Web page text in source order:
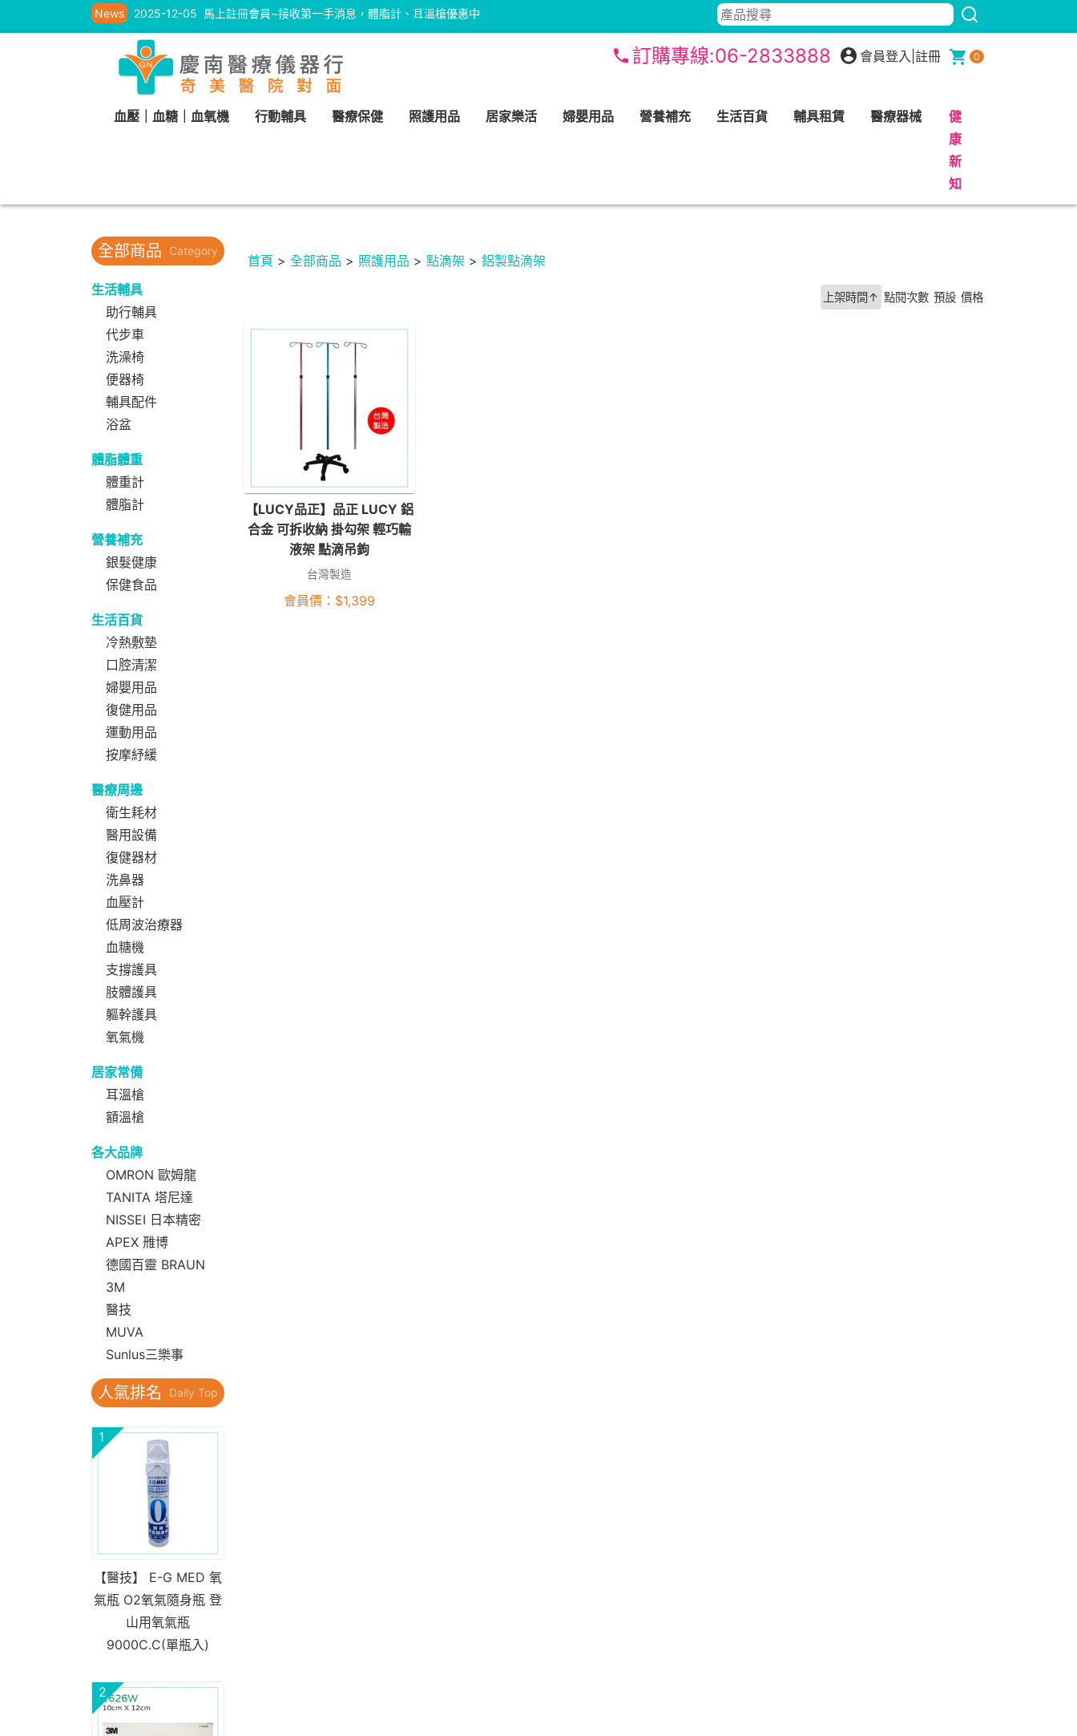
News 2025-12-05 馬上註冊會員~接收第一手消息，體脂計、耳溫槍優惠中
訂購專線:06-2833888 會員登入 註冊 0
血壓｜血糖｜血氧機 行動輔具 醫療保健 照護用品 居家樂活 婦嬰用品 營養補充 生活百貨 輔具租賃 醫療器械
健
康
新
知
全部商品 Category
生活輔具
助行輔具
代步車
洗澡椅
便器椅
輔具配件
浴盆
體脂體重
體重計
體脂計
營養補充
銀髮健康
保健食品
生活百貨
冷熱敷墊
口腔清潔
婦嬰用品
復健用品
運動用品
按摩紓緩
醫療周邊
衛生耗材
醫用設備
復健器材
洗鼻器
血壓計
低周波治療器
血糖機
支撐護具
肢體護具
軀幹護具
氧氣機
居家常備
耳溫槍
額溫槍
各大品牌
OMRON 歐姆龍
TANITA 塔尼達
NISSEI 日本精密
APEX 雃博
德國百靈 BRAUN
3M
醫技
MUVA
Sunlus三樂事
人氣排名 Daily Top
1
【醫技】 E-G MED 氧
氣瓶 O2氧氣隨身瓶 登
山用氧氣瓶
9000C.C(單瓶入)
2
首頁 > 全部商品 > 照護用品 > 點滴架 > 鋁製點滴架
上架時間↑ 點閱次數 預設 價格
【LUCY品正】品正 LUCY 鋁
合金 可拆收納 掛勾架 輕巧輸
液架 點滴吊鉤
台灣製造
會員價： $1,399